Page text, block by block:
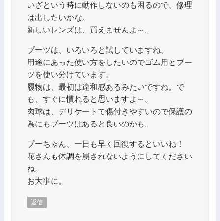
いざという時に動作しないのも困るので、修理
は出したいかな。
新しいレンズは、買えませんよ～。
ブーツは、いろいろと試していますね。
用途にあった使い方をしたいのでゴム用とブー
ツを使い分けています。
履物は、最初は違和感あるみたいですね。で
も、すぐに慣れると思いますよ～。
肉球は、デリケートで傷付きやすいので保護の
為にもブーツはあると良いのかも。
プーちゃん、一日も早く回復するといいね！
花さんも体調を崩されないようにしてください
ね。
お大事に。
返信